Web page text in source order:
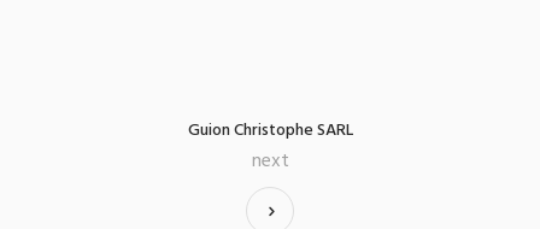
Guion Christophe SARL
next